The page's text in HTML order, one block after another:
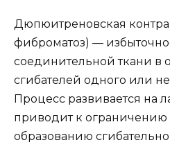
Дюпюитреновская
фиброматоз) —
соединительной ткани в
сгибателей одного или
Процесс развивается на
приводит к ограничению
образованию